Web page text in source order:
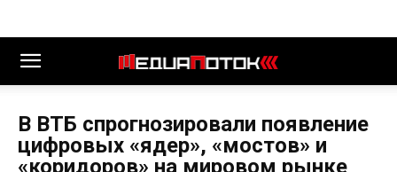
В ВТБ спрогнозировали появление
цифровых «ядер», «мостов» и
«коридоров» на мировом рынке